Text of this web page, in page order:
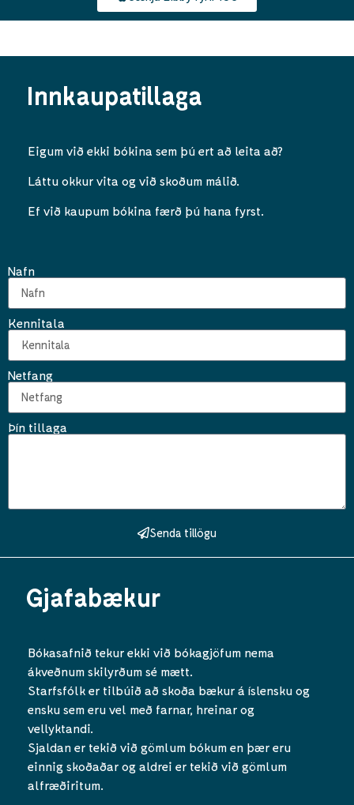
Innkaupatillaga
Eigum við ekki bókina sem þú ert að leita að?
Láttu okkur vita og við skoðum málið.
Ef við kaupum bókina færð þú hana fyrst.
Nafn
Kennitala
Netfang
Þín tillaga
Senda tillögu
Gjafabækur
Bókasafnið tekur ekki við bókagjöfum nema
ákveðnum skilyrðum sé mætt.
Starfsfólk er tilbúið að skoða bækur á íslensku og
ensku sem eru vel með farnar, hreinar og
vellyktandi.
Sjaldan er tekið við gömlum bókum en þær eru
einnig skoðaðar og aldrei er tekið við gömlum
alfræðiritum.